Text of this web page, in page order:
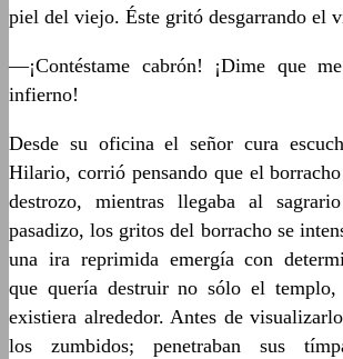
piel del viejo. Éste gritó desgarrando el
—¡Contéstame cabrón! ¡Dime que
infierno!
Desde su oficina el señor cura
Hilario, corrió pensando que el
destrozo, mientras llegaba al
pasadizo, los gritos del borracho se
una ira reprimida emergía con
que quería destruir no sólo el
existiera alrededor. Antes de
los zumbidos; penetraban sus